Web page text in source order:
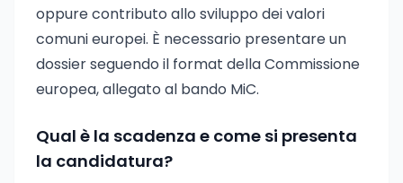
oppure contributo allo sviluppo dei valori
comuni europei. È necessario presentare un
dossier seguendo il format della Commissione
europea, allegato al bando MiC.
Qual è la scadenza e come si presenta
la candidatura?